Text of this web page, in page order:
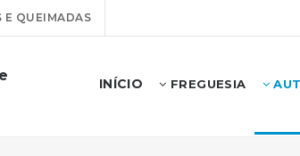
E QUEIMADAS
INÍCIO FREGUESIA